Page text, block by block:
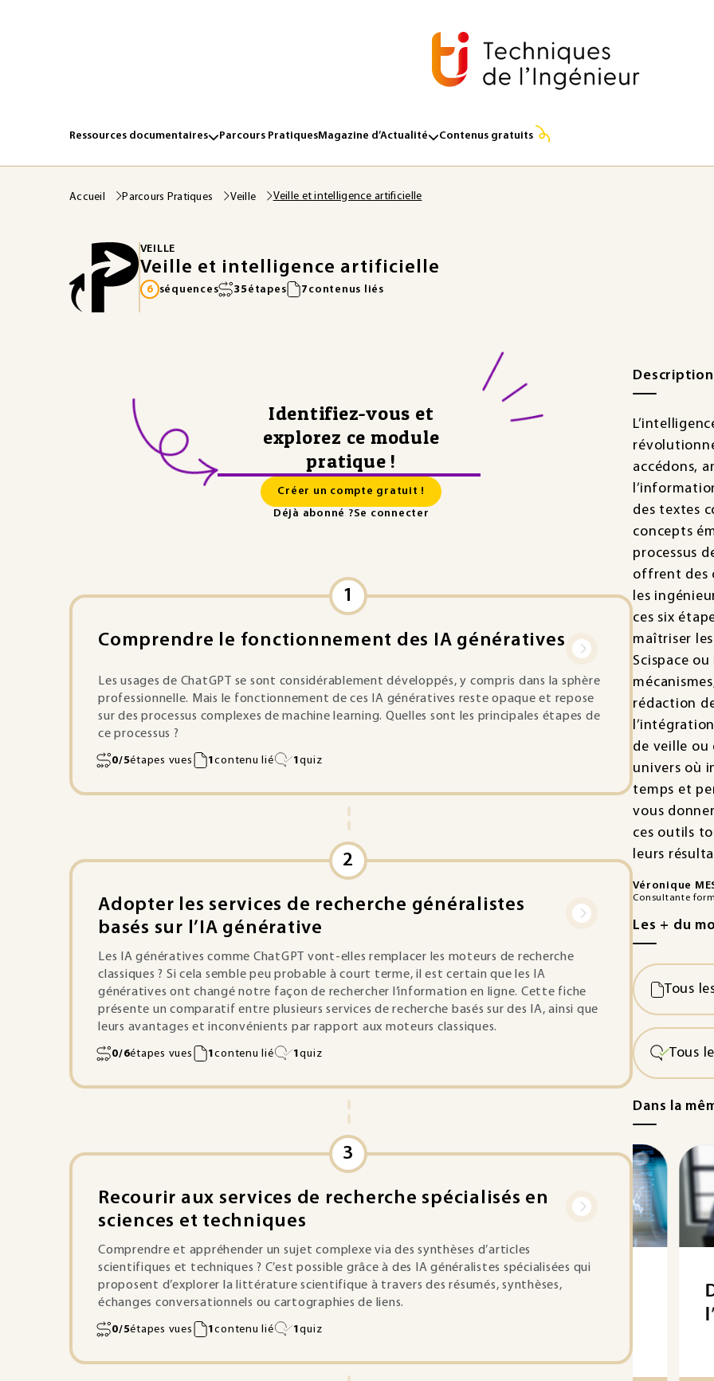
Ressources documentaires Parcours PratiquesMagazine d’Actualité Contenus gratuits
Accueil Parcours Pratiques Veille Veille et intelligence artificielle
VEILLE
Veille et intelligence artificielle
6 séquences 35étapes 7 contenus liés
Identifiez-vous et
explorez ce module
pratique !
Créer un compte gratuit !
Déjà abonné ?Se connecter
1
Comprendre le fonctionnement des IA génératives
Les usages de ChatGPT se sont considérablement développés, y compris dans la sphère
professionnelle. Mais le fonctionnement de ces IA génératives reste opaque et repose
sur des processus complexes de machine learning. Quelles sont les principales étapes de
ce processus ?
0/5étapes vues 1contenu lié 1quiz
2
Adopter les services de recherche généralistes
basés sur l’IA générative
Les IA génératives comme ChatGPT vont-elles remplacer les moteurs de recherche
classiques ? Si cela semble peu probable à court terme, il est certain que les IA
génératives ont changé notre façon de rechercher l’information en ligne. Cette fiche
présente un comparatif entre plusieurs services de recherche basés sur des IA, ainsi que
leurs avantages et inconvénients par rapport aux moteurs classiques.
0/6étapes vues 1contenu lié 1quiz
3
Recourir aux services de recherche spécialisés en
sciences et techniques
Comprendre et appréhender un sujet complexe via des synthèses d’articles
scientifiques et techniques ? C’est possible grâce à des IA généralistes spécialisées qui
proposent d’explorer la littérature scientifique à travers des résumés, synthèses,
échanges conversationnels ou cartographies de liens.
0/5étapes vues 1contenu lié 1quiz
accédons,
des textes
concepts
processus
offrent des
les
ces six
maîtriser
Scispace
rédaction
de veille ou
univers où
temps et
vous
ces outils
leurs
Véronique
Consultante
Les + du
Tous
Tous
Dans la
Diffuser et optimiser
Définir les axes